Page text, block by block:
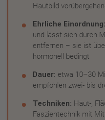
Hautbild
Ehrliche Einordnung:
und lässt sich durch
entfernen – sie ist
hormonell bedingt
Dauer: etwa 10–30
empfohlen zwei- bis
Techniken: Haut-,
Faszientechnik mit